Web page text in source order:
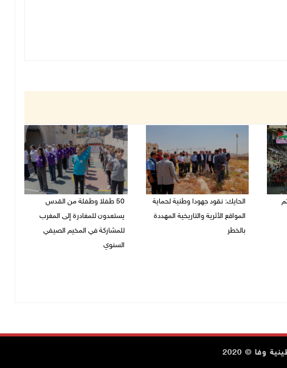
الحايك: نقود جهودا وطنية لحماية
المواقع الأثرية والتاريخية المهددة
بالخطر
50 طفلا وطفلة من القدس
يستعدون للمغادرة إلى المغرب
للمشاركة في المخيم الصيفي
السنوي
وفا © 2020